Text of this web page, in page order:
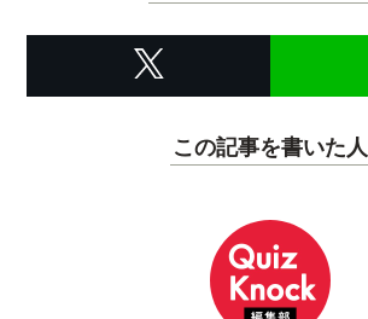
この記事を書いた人